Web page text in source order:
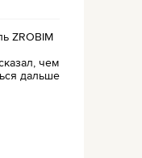
ZROBIM
чем
дальше